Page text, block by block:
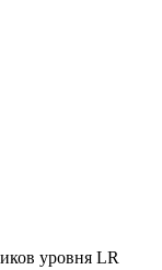
уровня LR